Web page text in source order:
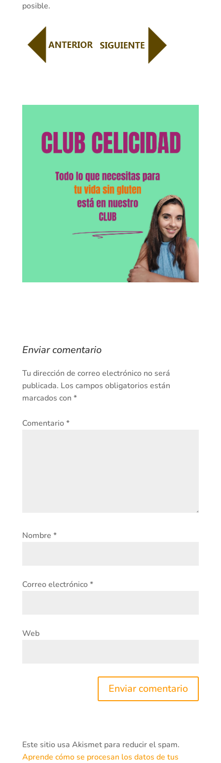
posible.
Enviar comentario
Tu dirección de correo electrónico no será
publicada. Los campos obligatorios están
marcados con *
Comentario*
Nombre *
Correo electrónico*
Web
Este sitio usa Akismet para reducir el spam.
Aprende cómo se procesan los datos de tus